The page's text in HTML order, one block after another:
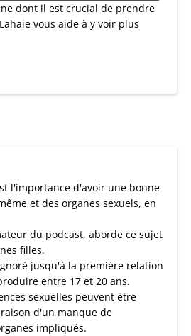
dont il est crucial de prendre
vous aide à y voir plus
l'importance d'avoir une bonne
et des organes sexuels, en
du podcast, aborde ce sujet
filles.
jusqu'à la première relation
entre 17 et 20 ans.
sexuelles peuvent être
d'un manque de
impliqués.